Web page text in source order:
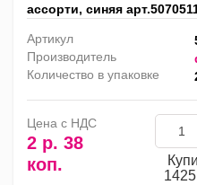
ассорти, синяя
Артикул
Производитель
Количество в упаковке
Цена с НДС
2 р. 38
коп.